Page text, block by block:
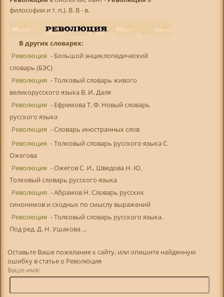
философии и т. п.). В. В - в.
В других словарях:
Революция - Большой энциклопедический
словарь (БЭС)
Революция - Толковый словарь живого
великорусского языка В. И. Даля
Революция - Ефремова Т. Ф. Новый словарь
русского языка
Революция - Словарь иностранных слов
Революция - Толковый словарь русского языка С.
Ожегова
Революция - Ожегов С. И., Шведова Н. Ю.
Толковый словарь русского языка
Революция - Абрамов Н. Словарь русских
синонимов и сходных по смыслу выражений
Революция - Толковый словарь русского языка.
Под ред. Д. Н. Ушакова ...
Оставьте Ваше пожелание к сайту, или опишите найденную
ошибку в статье о Революция
Ваше имя: